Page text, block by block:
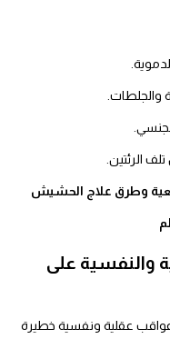
والجلطات.
الرئتين.
وطرق علاج الحشيش
والنفسية على
عقلية ونفسية خطيرة